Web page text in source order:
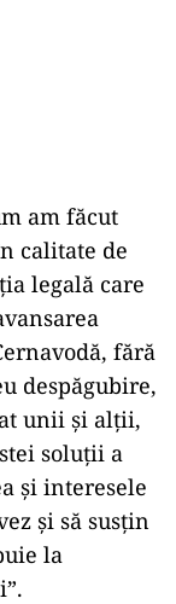
am făcut
calitate de
legală care
fără
despăgubire,
unii și alții,
soluții a
și interesele
și să susțin
la